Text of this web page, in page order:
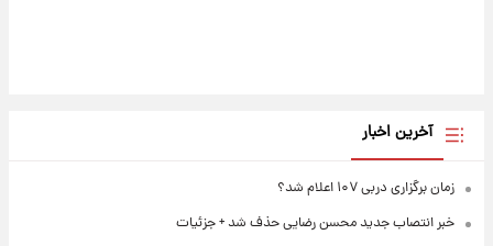
آخرین اخبار
زمان برگزاری دربی ۱۰۷ اعلام شد؟
خبر انتصاب جدید محسن رضایی حذف شد + جزئیات